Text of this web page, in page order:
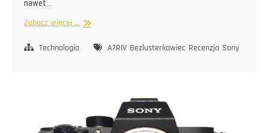
nawet…
Zobacz więcej ... A7
czwarty
Technologia A7RIV Bezlusterkowiec Recenzja Sony